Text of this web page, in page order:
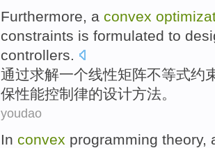
Furthermore, a convex
constraints is formulated to
controllers.
通过求解一个线性矩阵不等式约
保性能控制律的设计方法。
youdao
In convex programming theory,